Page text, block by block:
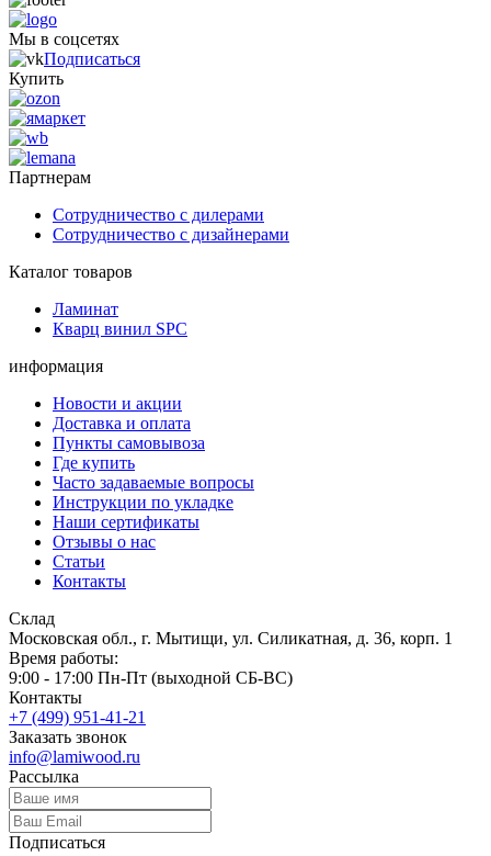
Мы в соцсетях
Подписаться
Купить
Партнерам
Сотрудничество с дилерами
Сотрудничество с дизайнерами
Каталог товаров
Ламинат
Кварц винил SPC
информация
Новости и акции
Доставка и оплата
Пункты самовывоза
Где купить
Часто задаваемые вопросы
Инструкции по укладке
Наши сертификаты
Отзывы о нас
Статьи
Контакты
Склад
Московская обл., г. Мытищи, ул. Силикатная, д. 36, корп. 1
Время работы:
9:00 - 17:00 Пн-Пт (выходной СБ-ВС)
Контакты
+7 (499) 951-41-21
Заказать звонок
info@lamiwood.ru
Рассылка
Подписаться